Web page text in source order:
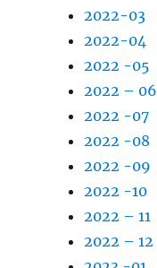
2022-03
2022-04
2022 -05
2022 – 06
2022 -07
2022 -08
2022 -09
2022 -10
2022 – 11
2022 – 12